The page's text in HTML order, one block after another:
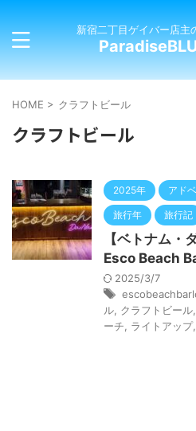
新宿二丁目ゲイバー店主
HOME > クラフトビール
クラフトビール
2025年 アド
旅行年 旅行記
【ベトナム・
Esco Beach
2025/3/7
ル クラフトビール
ーチ
ライトアップ,